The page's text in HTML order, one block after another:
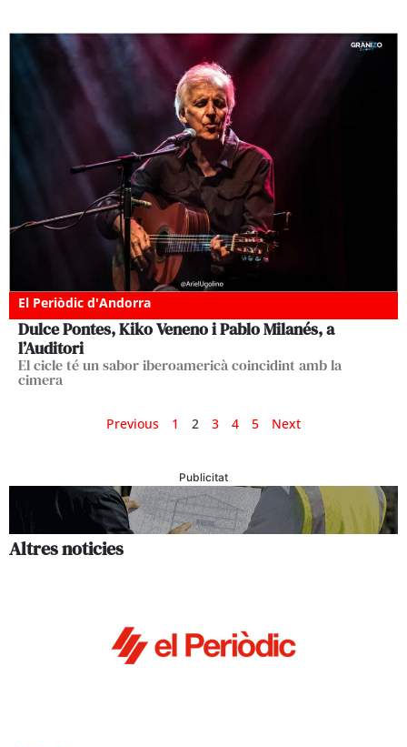
El Periòdic d'Andorra
Dulce Pontes, Kiko Veneno i Pablo Milanés, a
l’Auditori
El cicle té un sabor iberoamericà coincidint amb la
cimera
Previous 1 2 3 4 5 Next
Publicitat
Altres noticies